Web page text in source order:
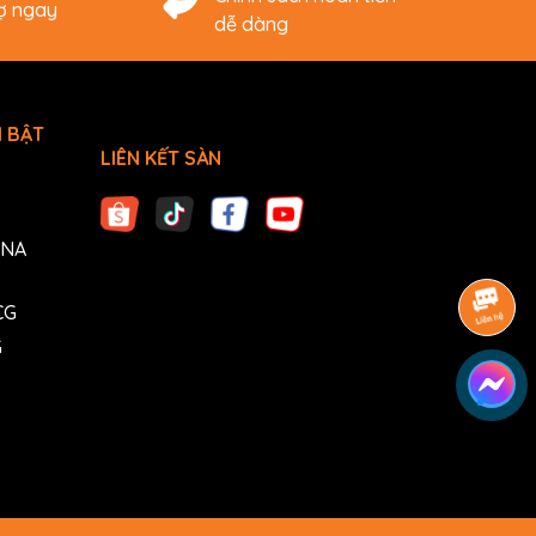
ngay
dễ dàng
BẬT
LIÊN KẾT SÀN